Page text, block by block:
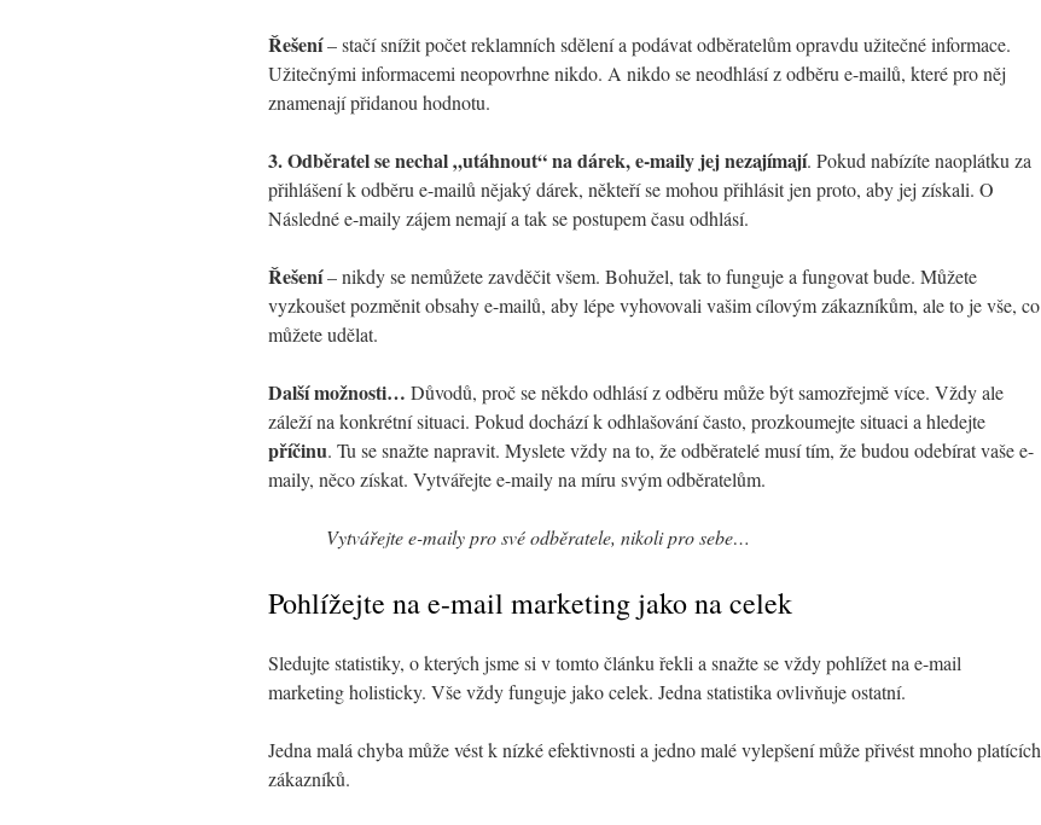
Řešení– stačí snížit počet reklamních sdělení a podávat odběratelům opravdu užitečné informace.
Užitečnými informacemi neopovrhne nikdo. A nikdo se neodhlásí z odběru e-mailů, které pro něj
znamenají přidanou hodnotu.
3. Odběratel se nechal „utáhnout“ na dárek, e-maily jej nezajímají. Pokud nabízíte naoplátku za
přihlášení k odběru e-mailů nějaký dárek, někteří se mohou přihlásit jen proto, aby jej získali. O
Následné e-maily zájem nemají a tak se postupem času odhlásí.
Řešení– nikdy se nemůžete zavděčit všem. Bohužel, tak to funguje a fungovat bude. Můžete
vyzkoušet pozměnit obsahy e-mailů, aby lépe vyhovovali vašim cílovým zákazníkům, ale to je vše, co
můžete udělat.
Další možnosti… Důvodů, proč se někdo odhlásí z odběru může být samozřejmě více. Vždy ale
záleží na konkrétní situaci. Pokud dochází k odhlašování často, prozkoumejte situaci a hledejte
příčinu. Tu se snažte napravit. Myslete vždy na to, že odběratelé musí tím, že budou odebírat vaše e-
maily, něco získat. Vytvářejte e-maily na míru svým odběratelům.
Vytvářejte e-maily pro své odběratele, nikoli pro sebe…
Pohlížejte na e-mail marketing jako na celek
Sledujte statistiky, o kterých jsme si v tomto článku řekli a snažte se vždy pohlížet na e-mail
marketing holisticky. Vše vždy funguje jako celek. Jedna statistika ovlivňuje ostatní.
Jedna malá chyba může vést k nízké efektivnosti a jedno malé vylepšení může přivést mnoho platících
zákazníků.